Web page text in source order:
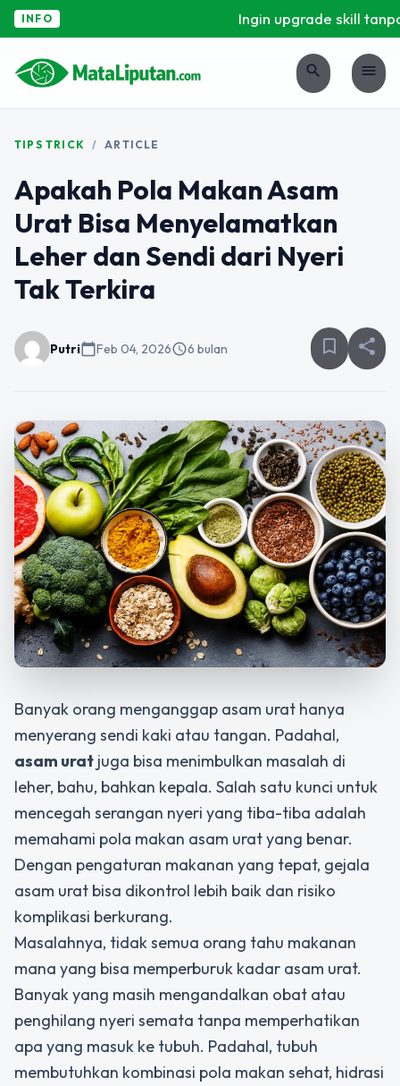
INFO Ingin upgrade skill tanpa
search menu
TIPS TRICK / ARTICLE
Apakah Pola Makan Asam
Urat Bisa Menyelamatkan
Leher dan Sendi dari Nyeri
Tak Terkira
Putricalendar_todayFeb 04, 2026schedule6 bulan bookmark_border share
Banyak orang menganggap asam urat hanya
menyerang sendi kaki atau tangan. Padahal,
asam urat juga bisa menimbulkan masalah di
leher, bahu, bahkan kepala. Salah satu kunci untuk
mencegah serangan nyeri yang tiba-tiba adalah
memahami pola makan asam urat yang benar.
Dengan pengaturan makanan yang tepat, gejala
asam urat bisa dikontrol lebih baik dan risiko
komplikasi berkurang.
Masalahnya, tidak semua orang tahu makanan
mana yang bisa memperburuk kadar asam urat.
Banyak yang masih mengandalkan obat atau
penghilang nyeri semata tanpa memperhatikan
apa yang masuk ke tubuh. Padahal, tubuh
membutuhkan kombinasi pola makan sehat, hidrasi